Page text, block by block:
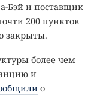
Бэй и поставщик
200 пунктов
закрыты.
более чем
и
о